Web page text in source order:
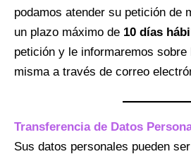
podamos atender su petición de
un plazo máximo de 10 días
petición y le informaremos
misma a través de correo
Transferencia de Datos
Sus datos personales pueden